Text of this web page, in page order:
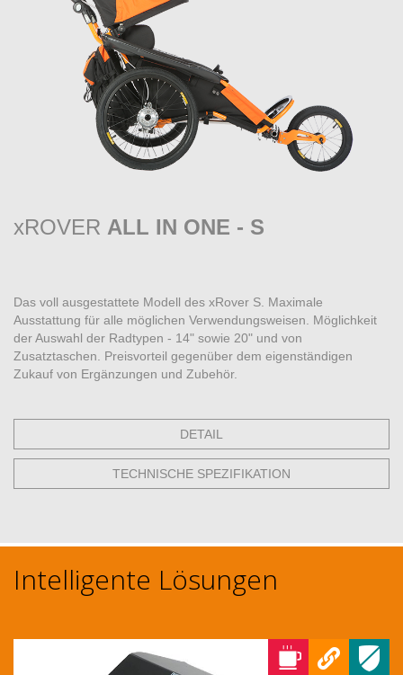
xROVER ALL IN ONE - S
Das voll ausgestattete Modell des xRover S. Maximale
Ausstattung für alle möglichen Verwendungsweisen. Möglichkeit
der Auswahl der Radtypen - 14" sowie 20" und von
Zusatztaschen. Preisvorteil gegenüber dem eigenständigen
Zukauf von Ergänzungen und Zubehör.
DETAIL
TECHNISCHE SPEZIFIKATION
Intelligente Lösungen
Next